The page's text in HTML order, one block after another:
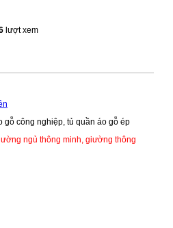
lượt xem
gỗ công nghiệp, tủ quần áo gỗ ép
ngủ thông minh, giường thông